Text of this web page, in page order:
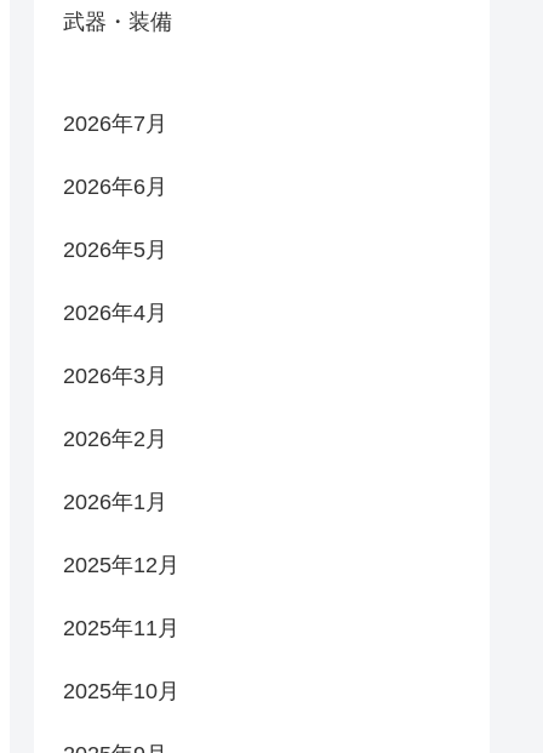
武器・装備
2026年7月
2026年6月
2026年5月
2026年4月
2026年3月
2026年2月
2026年1月
2025年12月
2025年11月
2025年10月